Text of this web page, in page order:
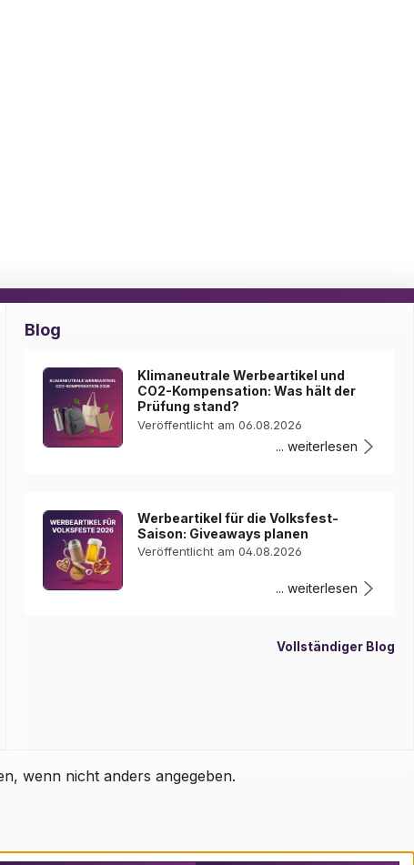
Blog
Klimaneutrale Werbeartikel und
CO2-Kompensation: Was hält der
Prüfung stand?
Veröffentlicht am 06.08.2026
... weiterlesen
Werbeartikel für die Volksfest-
Saison: Giveaways planen
Veröffentlicht am 04.08.2026
... weiterlesen
Vollständiger Blog
wenn nicht anders angegeben.